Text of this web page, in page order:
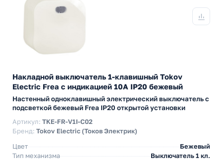
Накладной выключатель 1-клавишный Tokov
Electric Frea с индикацией 10А IP20 бежевый
Настенный одноклавишный электрический выключатель с
подсветкой бежевый Frea IP20 открытой установки
Артикул: TKE-FR-V1I-C02
Бренд: Tokov Electric (Токов Электрик)
Цвет
Бежевый
Тип механизма
Выключатель 1 кл.